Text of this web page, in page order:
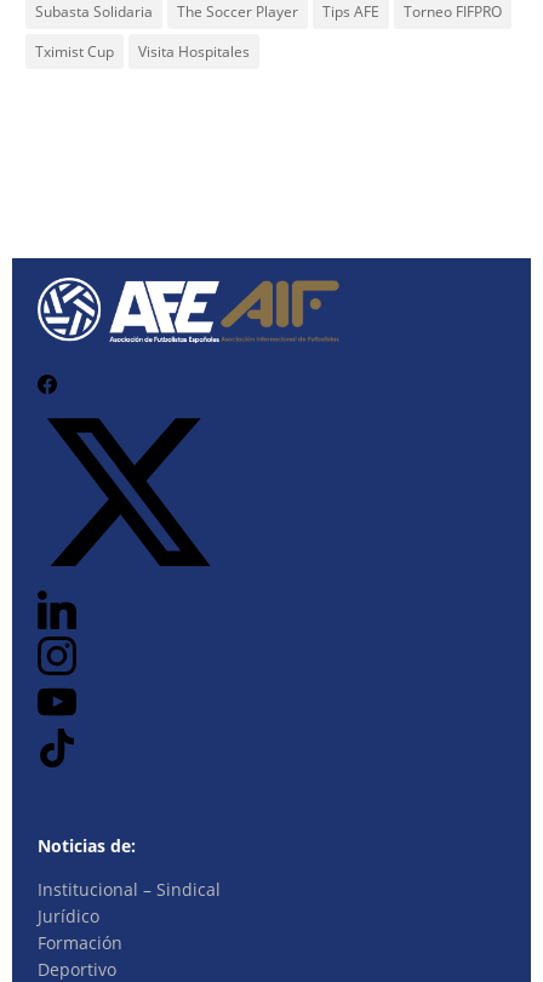
Subasta Solidaria
The Soccer Player Tips AFE
Torneo FIFPRO
Tximist Cup
Visita Hospitales
Noticias de:
Institucional – Sindical
Jurídico
Formación
Deportivo